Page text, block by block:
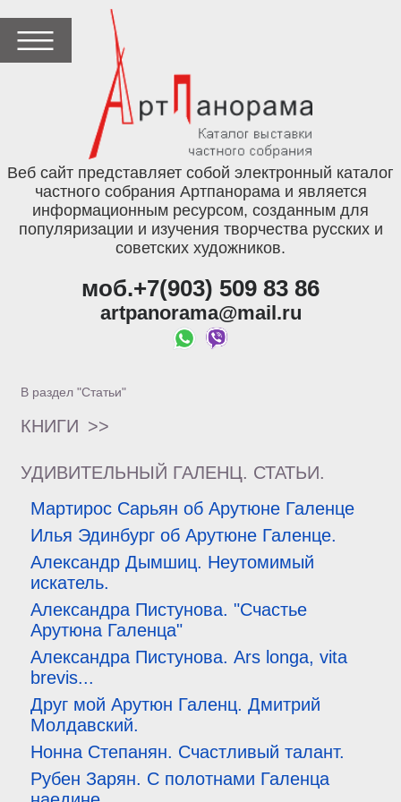
Веб сайт представляет собой электронный каталог
частного собрания Артпанорама и является
информационным ресурсом, созданным для
популяризации и изучения творчества русских и
советских художников.
моб.+7(903) 509 83 86
artpanorama@mail.ru
В раздел "Статьи"
КНИГИ >>
УДИВИТЕЛЬНЫЙ ГАЛЕНЦ. СТАТЬИ.
Мартирос Сарьян об Арутюне Галенце
Илья Эдинбург об Арутюне Галенце.
Александр Дымшиц. Неутомимый
искатель.
Александра Пистунова. "Счастье
Арутюна Галенца"
Александра Пистунова. Ars longa, vita
brevis...
Друг мой Арутюн Галенц. Дмитрий
Молдавский.
Нонна Степанян. Счастливый талант.
Рубен Зарян. С полотнами Галенца